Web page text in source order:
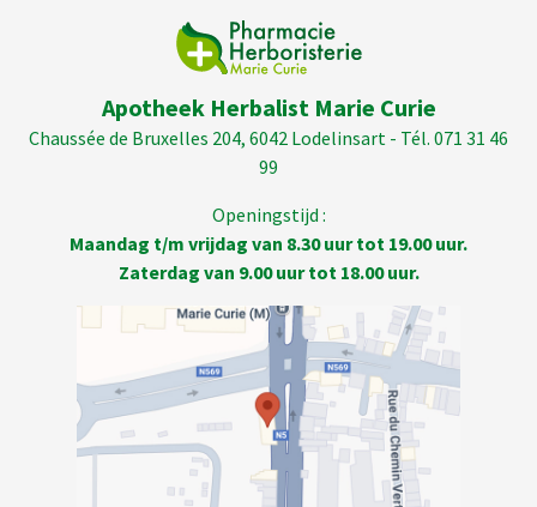
Apotheek Herbalist Marie Curie
Chaussée de Bruxelles 204, 6042 Lodelinsart - Tél. 071 31 46
99
Openingstijd :
Maandag t/m vrijdag van 8.30 uur tot 19.00 uur.
Zaterdag van 9.00 uur tot 18.00 uur.